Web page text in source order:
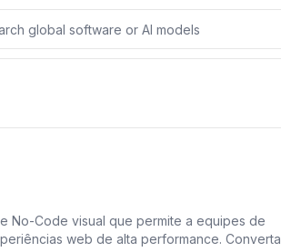
No-Code visual que permite a equipes de
web de alta performance. Converta